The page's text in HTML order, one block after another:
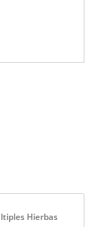
Hierbas